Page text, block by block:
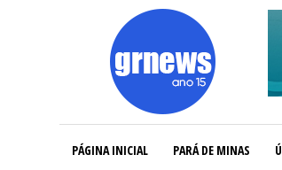
PÁGINA INICIAL PARÁ DE MINAS